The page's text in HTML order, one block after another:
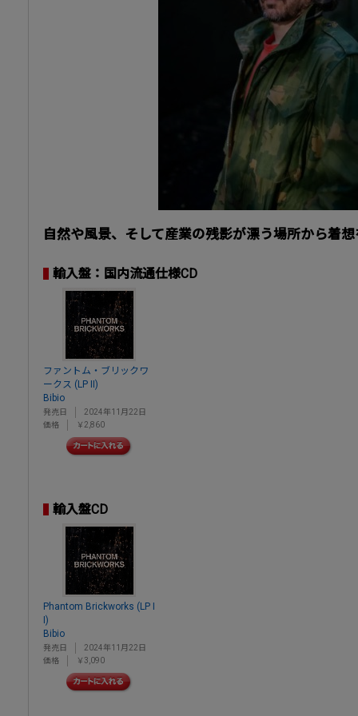
自然や風景、そして産業の残影が漂う場所から着
輸入盤：国内流通仕様CD
ファントム・ブリックワ
ークス (LP II)
Bibio
発売日
2024年11月22日
価格
￥2,860
輸入盤CD
Phantom Brickworks (LP I
I)
Bibio
発売日
2024年11月22日
価格
￥3,090